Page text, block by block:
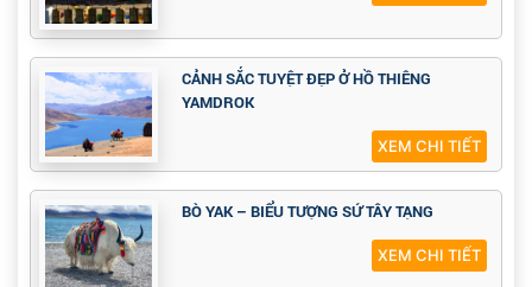
CẢNH SẮC TUYỆT ĐẸP Ở HỒ THIÊNG
YAMDROK
XEM CHI TIẾT
BÒ YAK – BIỂU TƯỢNG SỨ TÂY TẠNG
XEM CHI TIẾT